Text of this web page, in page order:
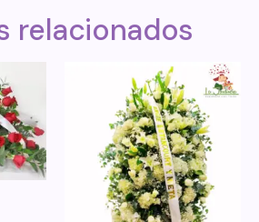
relacionados